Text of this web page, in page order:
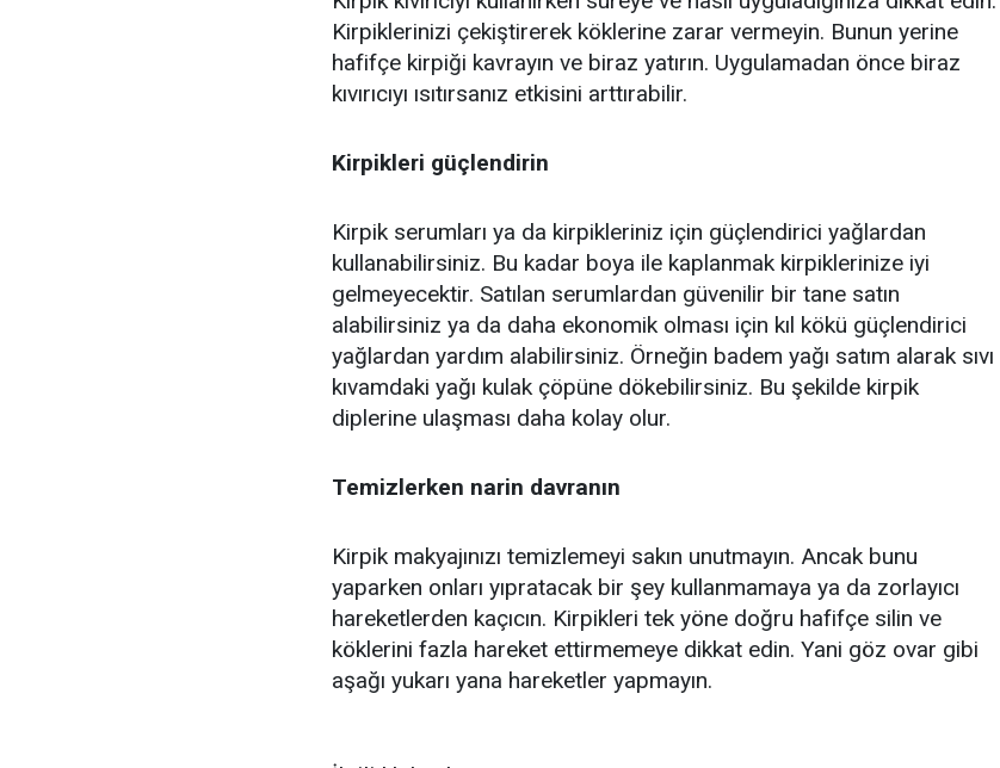
Kirpiklerinizi çekiştirerek köklerine zarar vermeyin. Bunun yerine
hafifçe kirpiği kavrayın ve biraz yatırın. Uygulamadan önce biraz
kıvırıcıyı ısıtırsanız etkisini arttırabilir.
Kirpikleri güçlendirin
Kirpik serumları ya da kirpikleriniz için güçlendirici yağlardan
kullanabilirsiniz. Bu kadar boya ile kaplanmak kirpiklerinize iyi
gelmeyecektir. Satılan serumlardan güvenilir bir tane satın
alabilirsiniz ya da daha ekonomik olması için kıl kökü güçlendirici
yağlardan yardım alabilirsiniz. Örneğin badem yağı satım alarak sıvı
kıvamdaki yağı kulak çöpüne dökebilirsiniz. Bu şekilde kirpik
diplerine ulaşması daha kolay olur.
Temizlerken narin davranın
Kirpik makyajınızı temizlemeyi sakın unutmayın. Ancak bunu
yaparken onları yıpratacak bir şey kullanmamaya ya da zorlayıcı
hareketlerden kaçıcın. Kirpikleri tek yöne doğru hafifçe silin ve
köklerini fazla hareket ettirmemeye dikkat edin. Yani göz ovar gibi
aşağı yukarı yana hareketler yapmayın.